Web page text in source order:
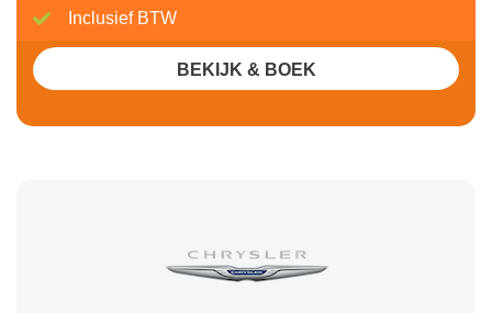
Inclusief BTW
BEKIJK & BOEK